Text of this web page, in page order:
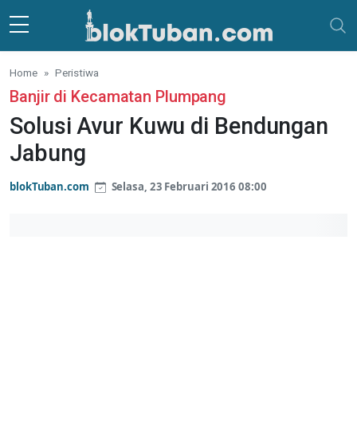
Skip to main content
Home Peristiwa
Banjir di Kecamatan Plumpang
Solusi Avur Kuwu di Bendungan
Jabung
blokTuban.com Selasa, 23 Februari 2016 08:00